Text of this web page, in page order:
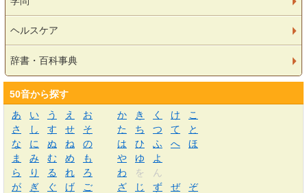
ヘルスケア
辞書・百科事典
50音から探す
あ
い う え お か き く け
こ
さ
し す せ そ た ち つ て
と
な
に ぬ ね の は ひ ふ へ
ほ
ま
み む め も や ゆ
よ
ら
り る れ ろ わ を
ん
が
ぎ ぐ げ ご ざ じ ず ぜ
ぞ